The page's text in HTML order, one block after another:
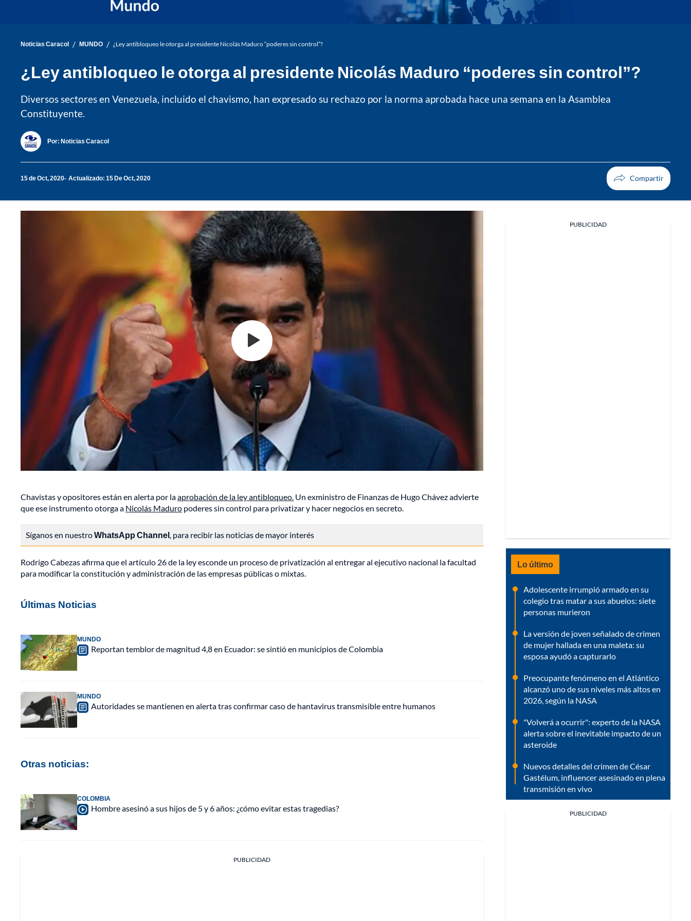
Noticias Caracol / MUNDO / ¿Ley antibloqueo le otorga al presidente Nicolás Maduro “poderes sin control”?
¿Ley antibloqueo le otorga al presidente Nicolás Maduro “poderes sin control”?
Diversos sectores en Venezuela, incluido el chavismo, han expresado su rechazo por la norma aprobada hace una semana en la Asamblea
Constituyente.
Por: Noticias Caracol
15 de Oct, 2020 Actualizado: 15 De Oct, 2020
Chavistas y opositores están en alerta por laaprobación de la ley antibloqueo. Un exministro de Finanzas de Hugo Chávez advierte
que ese instrumento otorga a Nicolás Maduro poderes sin control para privatizar y hacer negocios en secreto.
Síganos en nuestroWhatsApp Channel, para recibir las noticias de mayor interés
Rodrigo Cabezas afirma que el artículo 26 de la ley esconde un proceso de privatización al entregar al ejecutivo nacional la facultad
para modificar la constitución y administración de las empresas públicas o mixtas.
Últimas Noticias
MUNDO
Reportan temblor de magnitud 4,8 en Ecuador: se sintió en municipios de Colombia
MUNDO
Autoridades se mantienen en alerta tras confirmar caso de hantavirus transmisible entre humanos
Otras noticias:
COLOMBIA
Hombre asesinó a sus hijos de 5 y 6 años: ¿cómo evitar estas tragedias?
PUBLICIDAD
PUBLICIDAD
Lo último
Adolescente irrumpió armado en su
colegio tras matar a sus abuelos: siete
personas murieron
La versión de joven señalado de crimen
de mujer hallada en una maleta: su
esposa ayudó a capturarlo
Preocupante fenómeno en el Atlántico
alcanzó uno de sus niveles más altos en
2026, según la NASA
"Volverá a ocurrir": experto de la NASA
alerta sobre el inevitable impacto de un
asteroide
Nuevos detalles del crimen de César
Gastélum, influencer asesinado en plena
transmisión en vivo
PUBLICIDAD